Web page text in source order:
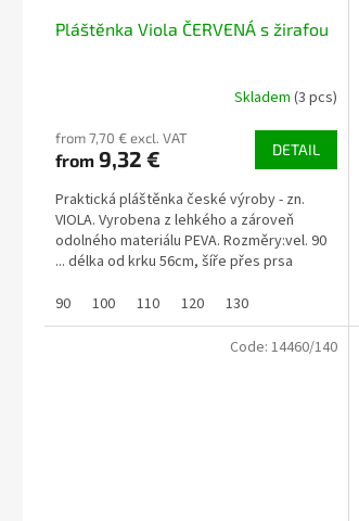
Pláštěnka Viola ČERVENÁ s žirafou
Skladem (3 pcs)
from 7,70 € excl. VAT
from 9,32 € DETAIL
Praktická pláštěnka české výroby - zn.
VIOLA. Vyrobena z lehkého a zároveň
odolného materiálu PEVA. Rozměry:vel. 90
... délka od krku 56cm, šíře přes prsa
90
100 110 120 130
Code: 14460/140